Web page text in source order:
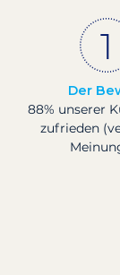
Der
88% unserer
zufrieden